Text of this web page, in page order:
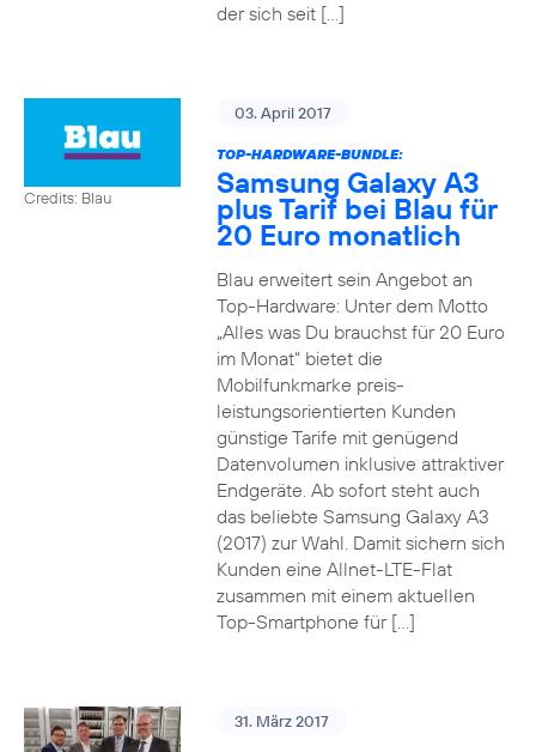
der sich seit […]
Credits: Blau
03. April 2017
TOP-HARDWARE-BUNDLE:
Samsung Galaxy A3
plus Tarif bei Blau für
20 Euro monatlich
Blau erweitert sein Angebot an
Top-Hardware: Unter dem Motto
„Alles was Du brauchst für 20 Euro
im Monat“ bietet die
Mobilfunkmarke preis-
leistungsorientierten Kunden
günstige Tarife mit genügend
Datenvolumen inklusive attraktiver
Endgeräte. Ab sofort steht auch
das beliebte Samsung Galaxy A3
(2017) zur Wahl. Damit sichern sich
Kunden eine Allnet-LTE-Flat
zusammen mit einem aktuellen
Top-Smartphone für […]
31. März 2017